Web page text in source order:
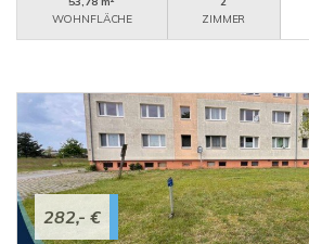
WOHNFLÄCHE
ZIMMER
282,- €